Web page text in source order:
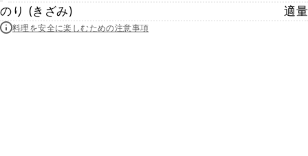
のり (きざみ)
適量
料理を安全に楽しむための注意事項